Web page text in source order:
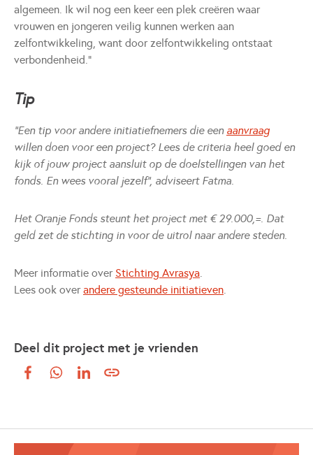
algemeen. Ik wil nog een keer een plek creëren waar
vrouwen en jongeren veilig kunnen werken aan
zelfontwikkeling, want door zelfontwikkeling ontstaat
verbondenheid.”
Tip
“Een tip voor andere initiatiefnemers die een aanvraag
willen doen voor een project? Lees de criteria heel goed en
kijk of jouw project aansluit op de doelstellingen van het
fonds. En wees vooral jezelf”, adviseert Fatma.
Het Oranje Fonds steunt het project met € 29.000,=. Dat
geld zet de stichting in voor de uitrol naar andere steden.
Meer informatie over Stichting Avrasya.
Lees ook overandere gesteunde initiatieven.
Deel dit project met je vrienden